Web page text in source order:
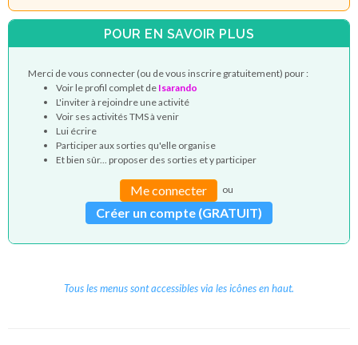
POUR EN SAVOIR PLUS
Merci de vous connecter (ou de vous inscrire gratuitement) pour :
Voir le profil complet de Isarando
L'inviter à rejoindre une activité
Voir ses activités TMS à venir
Lui écrire
Participer aux sorties qu'elle organise
Et bien sûr... proposer des sorties et y participer
Me connecter ou
Créer un compte (GRATUIT)
Tous les menus sont accessibles via les icônes en haut.